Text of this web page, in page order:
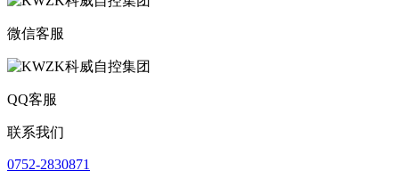
微信客服
QQ客服
联系我们
0752-2830871